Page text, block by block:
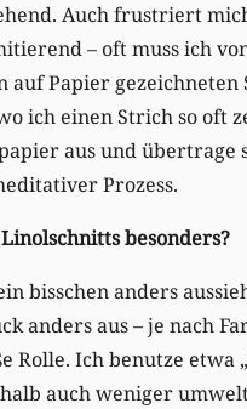
Auch frustriert
– oft muss ich
Papier gezeichneten
ich einen Strich so oft
aus und
Prozess.
besonders?
bisschen anders
anders aus – je nach
Ich benutze etwa
auch weniger